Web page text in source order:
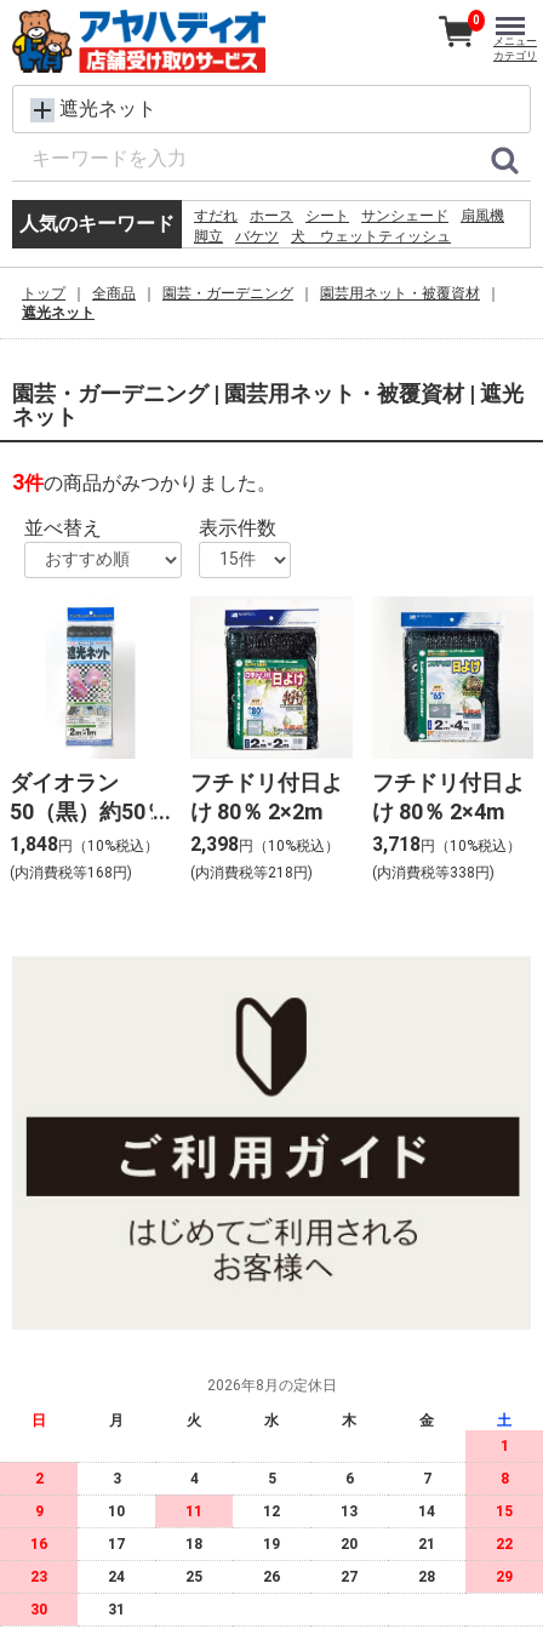
遮光ネット
人気のキーワード すだれ ホース シート サンシェード
扇風機
脚立
バケツ
犬 ウェットティッシュ
踏み台
空調服 砂利 クーラーボックス
0
メニュー
カテゴリ
トップ 全商品 園芸・ガーデニング
園芸用ネット・被覆資材
遮光ネット
園芸・ガーデニング | 園芸用ネット・被覆資材 | 遮光
ネット
3件の商品がみつかりました。
並べ替え
表示件数
ダイオラン
50（黒）約50％
2×1m
1,848円（10%税込）
(内消費税等168円)
フチドリ付日よ
け 80％ 2×2m
2,398円（10%税込）
(内消費税等218円)
フチドリ付日よ
け 80％ 2×4m
3,718円（10%税込）
(内消費税等338円)
2026年8月の定休日
日 月 火 水 木 金
土
1
2
3 4 5 6 7
8
9
10 11 12 13 14
15
16
17 18 19 20 21
22
23
24 25 26 27 28
29
30
31